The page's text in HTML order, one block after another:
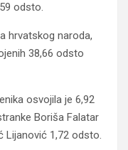
odsto.
hrvatskog naroda,
38,66 odsto
osvojila je 6,92
Boriša Falatar
Lijanović 1,72 odsto.